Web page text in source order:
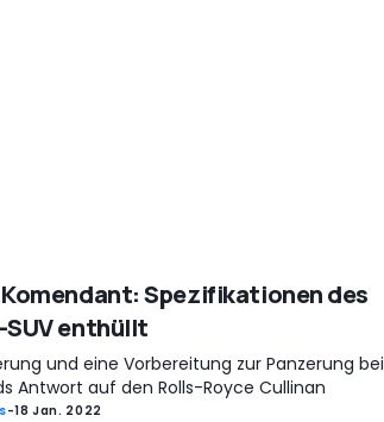
Spezifikationen des
SUV enthüllt
und eine Vorbereitung zur Panzerung bei
Antwort auf den Rolls-Royce Cullinan
-18 Jan. 2022